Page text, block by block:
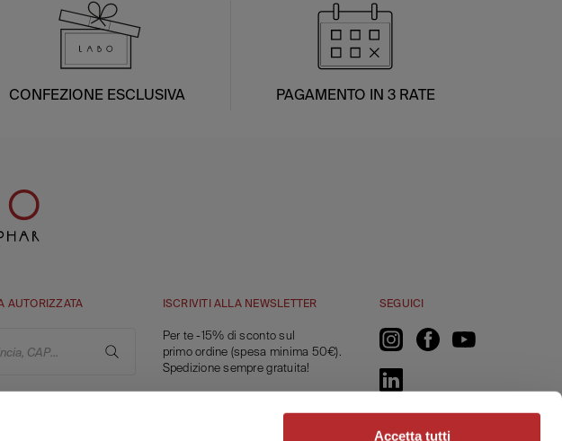
Accetta tutti
CONFEZIONE ESCLUSIVA PAGAMENTO IN 3 RATE
AUTORIZZATA
CAP...
ISCRIVITI ALLA NEWSLETTER
Per te -15% di sconto sul
primo ordine (spesa minima 50€).
Spedizione sempre gratuita!
SEGUICI
CONTATTACI